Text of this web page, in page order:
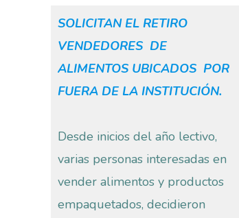
SOLICITAN EL RETIRO
VENDEDORES DE
ALIMENTOS UBICADOS POR
FUERA DE LA INSTITUCIÓN.
Desde inicios del año lectivo,
varias personas interesadas en
vender alimentos y productos
empaquetados, decidieron